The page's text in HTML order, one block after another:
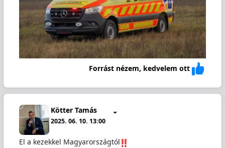
Forrást nézem, kedvelem ott
Kötter Tamás
2025. 06. 10. 13:00
El a kezekkel Magyarországtól